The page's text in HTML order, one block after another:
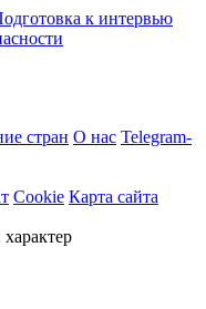
к интервью
стран О нас Telegram-
Cookie Карта сайта